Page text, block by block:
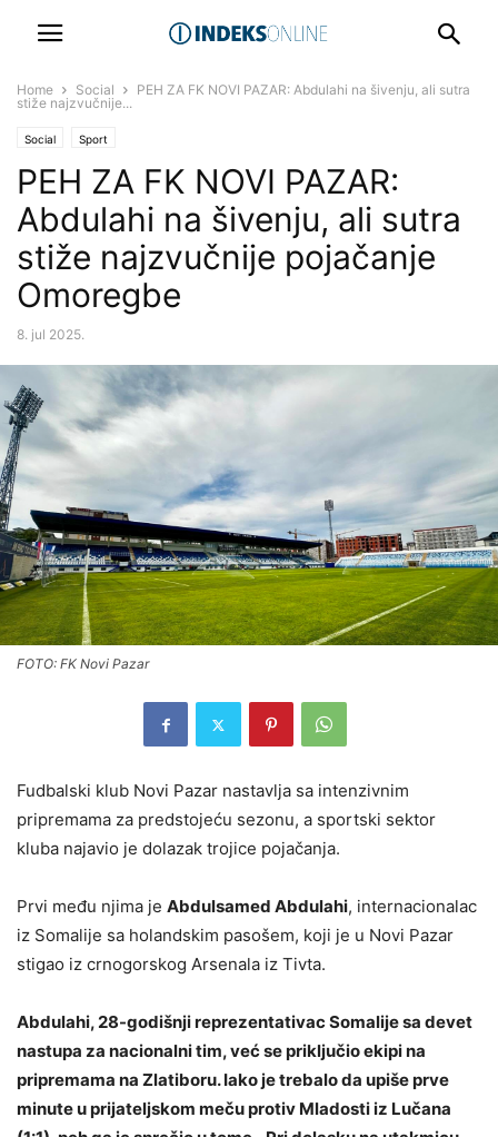
Home Social
PEH ZA FK NOVI PAZAR: Abdulahi na šivenju, ali sutra
stiže najzvučnije...
Social Sport
PEH ZA FK NOVI PAZAR:
Abdulahi na šivenju, ali sutra
stiže najzvučnije pojačanje
Omoregbe
8. jul 2025.
FOTO: FK Novi Pazar
Fudbalski klub Novi Pazar nastavlja sa intenzivnim
pripremama za predstojeću sezonu, a sportski sektor
kluba najavio je dolazak trojice pojačanja.
Prvi među njima je Abdulsamed Abdulahi, internacionalac
iz Somalije sa holandskim pasošem, koji je u Novi Pazar
stigao iz crnogorskog Arsenala iz Tivta.
Abdulahi, 28-godišnji reprezentativac Somalije sa devet
nastupa za nacionalni tim, već se priključio ekipi na
pripremama na Zlatiboru. Iako je trebalo da upiše prve
minute u prijateljskom meču protiv Mladosti iz Lučana